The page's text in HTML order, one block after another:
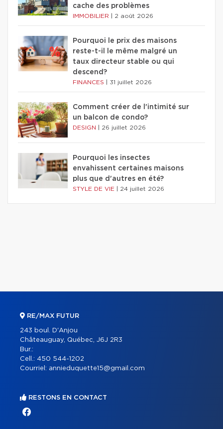
cache des problèmes
IMMOBILIER 2 août 2026
Pourquoi le prix des maisons
reste-t-il le même malgré un
taux directeur stable ou qui
descend?
FINANCES 31 juillet 2026
Comment créer de l'intimité sur
un balcon de condo?
DESIGN 26 juillet 2026
Pourquoi les insectes
envahissent certaines maisons
plus que d'autres en été?
STYLE DE VIE 24 juillet 2026
RE/MAX FUTUR
243 boul. D'Anjou
Châteauguay, Québec, J6J 2R3
Bur.:
Cell.: 450 544-1202
Courriel: annieduquette15@gmail.com
RESTONS EN CONTACT